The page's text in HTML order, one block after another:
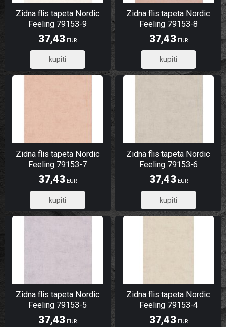
Zidna flis tapeta Nordic
Feeling 79153-9
37,43 EUR
29,94
Zidna flis tapeta Nordic
Feeling 79153-8
37,43EUR
29,94
Zidna flis tapeta Nordic
Feeling 79153-7
37,43 EUR
29,94
Zidna flis tapeta Nordic
Feeling 79153-6
37,43EUR
29,94
Zidna flis tapeta Nordic
Feeling 79153-5
37,43 EUR
Zidna flis tapeta Nordic
Feeling 79153-4
37,43EUR